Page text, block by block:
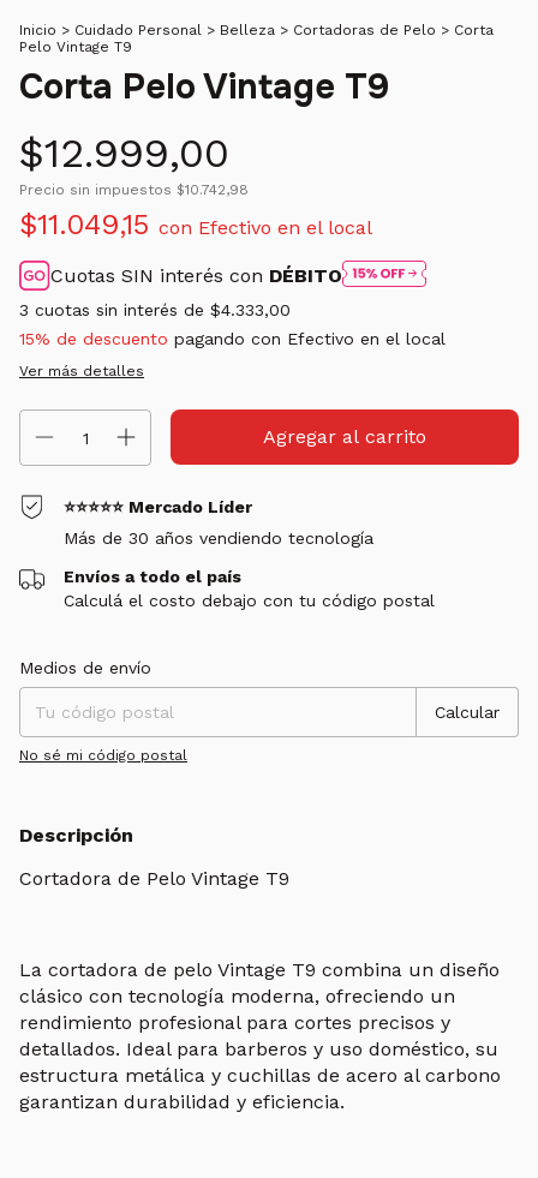
Inicio > Cuidado Personal > Belleza > Cortadoras de Pelo > Corta
Pelo Vintage T9
Corta Pelo Vintage T9
$12.999,00
Precio sin impuestos $10.742,98
$11.049,15 con Efectivo en el local
Cuotas SIN interés con DÉBITO
3 cuotas sin interés de $4.333,00
15% de descuento pagando con Efectivo en el local
Ver más detalles
⭐⭐⭐⭐⭐ Mercado Líder
Más de 30 años vendiendo tecnología
Envíos a todo el país
Calculá el costo debajo con tu código postal
Entregas para el CP:
Medios de envío
Calcular
No sé mi código postal
Descripción
Cortadora de Pelo Vintage T9
La cortadora de pelo Vintage T9 combina un diseño
clásico con tecnología moderna, ofreciendo un
rendimiento profesional para cortes precisos y
detallados. Ideal para barberos y uso doméstico, su
estructura metálica y cuchillas de acero al carbono
garantizan durabilidad y eficiencia.